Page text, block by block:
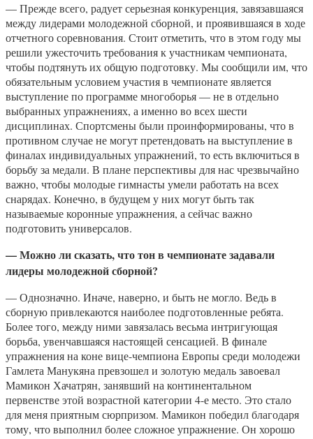
— Прежде всего, радует серьезная конкуренция, завязавшаяся
между лидерами молодежной сборной, и проявившаяся в ходе
отчетного соревнования. Стоит отметить, что в этом году мы
решили ужесточить требования к участникам чемпионата,
чтобы подтянуть их общую подготовку. Мы сообщили им, что
обязательным условием участия в чемпионате является
выступление по программе многоборья — не в отдельно
выбранных упражнениях, а именно во всех шести
дисциплинах. Спортсмены были проинформированы, что в
противном случае не могут претендовать на выступление в
финалах индивидуальных упражнений, то есть включиться в
борьбу за медали. В плане перспективы для нас чрезвычайно
важно, чтобы молодые гимнасты умели работать на всех
снарядах. Конечно, в будущем у них могут быть так
называемые коронные упражнения, а сейчас важно
подготовить универсалов.
— Можно ли сказать, что тон в чемпионате задавали
лидеры молодежной сборной?
— Однозначно. Иначе, наверно, и быть не могло. Ведь в
сборную привлекаются наиболее подготовленные ребята.
Более того, между ними завязалась весьма интригующая
борьба, увенчавшаяся настоящей сенсацией. В финале
упражнения на коне вице-чемпиона Европы среди молодежи
Гамлета Манукяна превзошел и золотую медаль завоевал
Мамикон Хачатрян, занявший на континентальном
первенстве этой возрастной категории 4-е место. Это стало
для меня приятным сюрпризом. Мамикон победил благодаря
тому, что выполнил более сложное упражнение. Он хорошо